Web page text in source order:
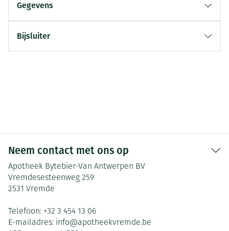
Gegevens
Bijsluiter
Neem contact met ons op
Apotheek Bytebier-Van Antwerpen BV
Vremdesesteenweg 259
2531 Vremde
Telefoon: +32 3 454 13 06
E-mailadres: info@apotheekvremde.be